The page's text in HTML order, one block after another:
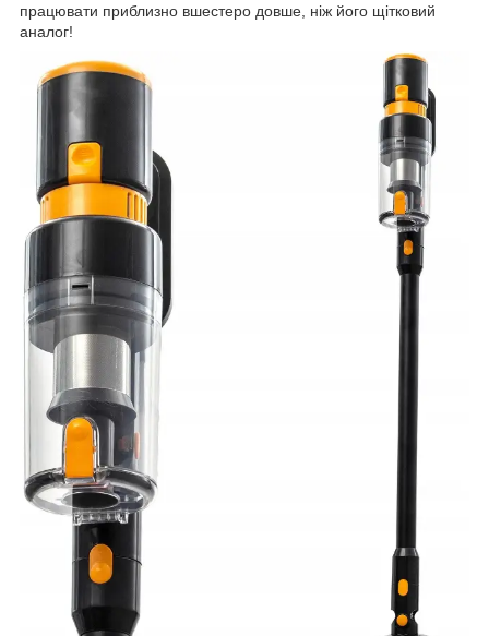
працювати приблизно вшестеро довше, ніж його щітковий
аналог!